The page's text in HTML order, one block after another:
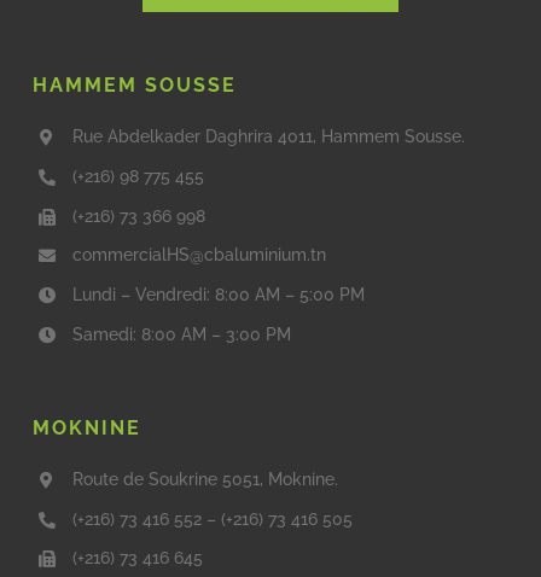
HAMMEM SOUSSE
Rue Abdelkader Daghrira 4011, Hammem Sousse.
(+216) 98 775 455
(+216) 73 366 998
commercialHS@cbaluminium.tn
Lundi – Vendredi: 8:00 AM – 5:00 PM
Samedi: 8:00 AM – 3:00 PM
MOKNINE
Route de Soukrine 5051, Moknine.
(+216) 73 416 552 – (+216) 73 416 505
(+216) 73 416 645